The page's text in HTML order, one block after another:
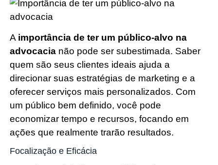
A importância de ter um público-alvo na
advocacia não pode ser subestimada. Saber
quem são seus clientes ideais ajuda a
direcionar suas estratégias de marketing e a
oferecer serviços mais personalizados. Com
um público bem definido, você pode
economizar tempo e recursos, focando em
ações que realmente trarão resultados.
Focalização e Eficácia